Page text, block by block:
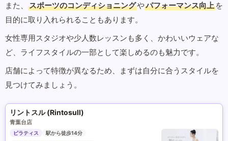
また、
スポーツのコンディショニングやパフォーマンス向上 を
目的に取り入れられることもあります。
女性専用スタジオや少人数レッスンも多く、かわいいウェアな
ど、ライフスタイルの一部として楽しめるのも魅力です。
店舗によって特徴が異なるため、まずは自分に合うスタイルを
見つけてみましょう。
リントスル (Rintosull)
青葉台店
ピラティス
駅から徒歩14分